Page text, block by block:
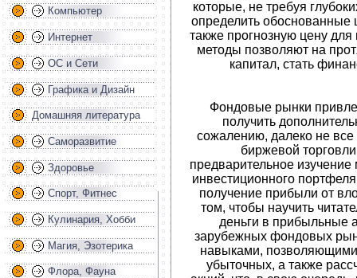
Компьютер
Интернет
ОС и Сети
Графика и Дизайн
Домашняя литература
Саморазвитие
Здоровье
Спорт, Фитнес
Кулинария, Хобби
Магия, Эзотерика
Флора, Фауна
которые, не требуя
определить обоснованные
также прогнозную цену
методы позволяют на
капитал, стать
Фондовые рынки
получить
сожалению, далеко не все
биржевой
предварительное
инвестиционного
получение прибыли от
том, чтобы научить
деньги в прибыльные
зарубежных фондовых
навыками,
убыточных, а также